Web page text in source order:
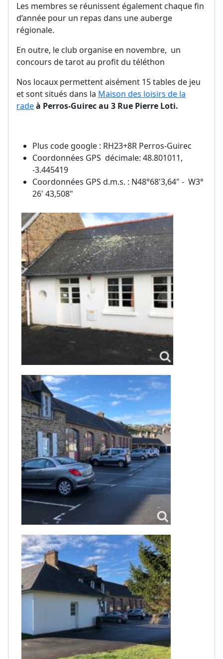
Les membres se réunissent également chaque fin
d’année pour un repas dans une auberge
régionale.
En outre, le club organise en novembre, un
concours de tarot au profit du téléthon
Nos locaux permettent aisément 15 tables de jeu
et sont situés dans la Maison des loisirs de la
radeà Perros-Guirec au 3 Rue Pierre Loti.
Plus code google : RH23+8R Perros-Guirec
Coordonnées GPS décimale: 48.801011,
-3.445419
Coordonnées GPS d.m.s. : N48°68'3,64" - W3°
26' 43,508"